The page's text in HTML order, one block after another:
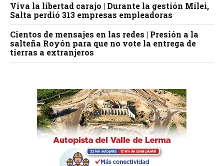
Viva la libertad carajo | Durante la gestión Milei,
Salta perdió 313 empresas empleadoras
Cientos de mensajes en las redes | Presión a la
salteña Royón para que no vote la entrega de
tierras a extranjeros